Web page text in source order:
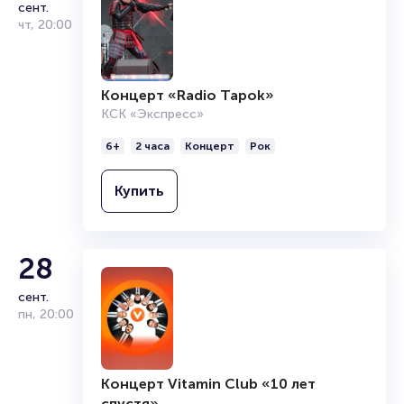
сент.
чт, 20:00
Концерт «Radio Tapok»
КСК «Экспресс»
6+ 2 часа Концерт Рок
Купить
28
сент.
пн, 20:00
Концерт Vitamin Club «10 лет